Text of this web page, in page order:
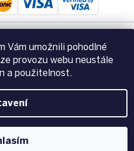
Vám umožnili pohodlné
provozu webu neustále
a použitelnost.
Shoptet
práva vyhrazena.Upravit
cookies